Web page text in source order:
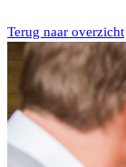
Terug naar overzicht